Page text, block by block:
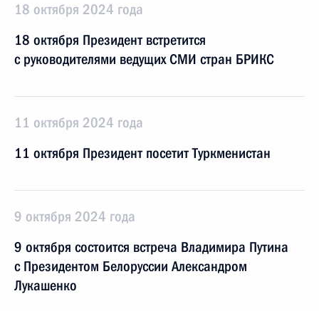
18 октября 2024 года
18 октября Президент встретится
с руководителями ведущих СМИ стран БРИКС
11 октября 2024 года
11 октября Президент посетит Туркменистан
9 октября 2024 года
9 октября состоится встреча Владимира Путина
с Президентом Белоруссии Александром
Лукашенко